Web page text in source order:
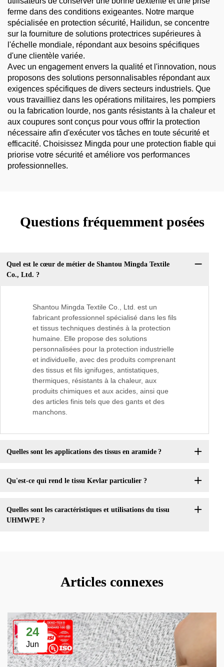
ferme dans des conditions exigeantes. Notre marque
spécialisée en protection sécurité, Hailidun, se concentre
sur la fourniture de solutions protectrices supérieures à
l'échelle mondiale, répondant aux besoins spécifiques
d'une clientèle variée.
Avec un engagement envers la qualité et l'innovation, nous
proposons des solutions personnalisables répondant aux
exigences spécifiques de divers secteurs industriels. Que
vous travailliez dans les opérations militaires, les pompiers
ou la fabrication lourde, nos gants résistants à la chaleur et
aux coupures sont conçus pour vous offrir la protection
nécessaire afin d'exécuter vos tâches en toute sécurité et
efficacité. Choisissez Mingda pour une protection fiable qui
priorise votre sécurité et améliore vos performances
professionnelles.
Questions fréquemment posées
Quel est le cœur de métier de Shantou Mingda Textile
Co., Ltd. ?
Shantou Mingda Textile Co., Ltd. est un
fabricant professionnel spécialisé dans les fils
et tissus techniques destinés à la protection
humaine. Elle propose des solutions
personnalisées pour la protection industrielle
et individuelle, avec des produits comprenant
des tissus et fils ignifuges, antistatiques,
thermiques, résistants à la chaleur, aux
produits chimiques et aux acides, ainsi que
des articles finis tels que des gants et des
manchons.
Quelles sont les applications des tissus en aramide ?
Qu'est-ce qui rend le tissu Kevlar particulier ?
Quelles sont les caractéristiques et utilisations du tissu
UHMWPE ?
Articles connexes
24
Jun